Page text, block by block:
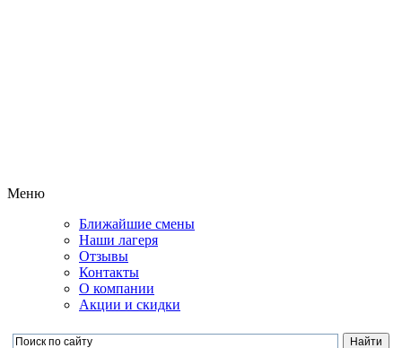
Меню
Ближайшие смены
Наши лагеря
Отзывы
Контакты
О компании
Акции и скидки